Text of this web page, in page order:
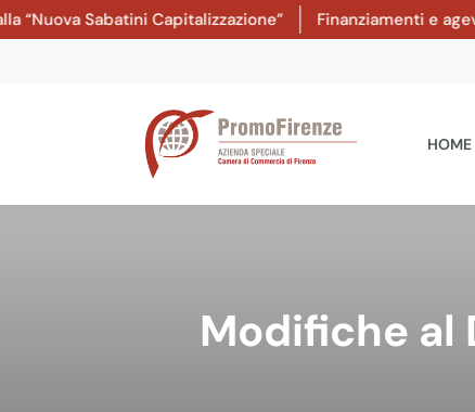
Sabatini Capitalizzazione” Finanziamenti e
HOME
Modifiche al